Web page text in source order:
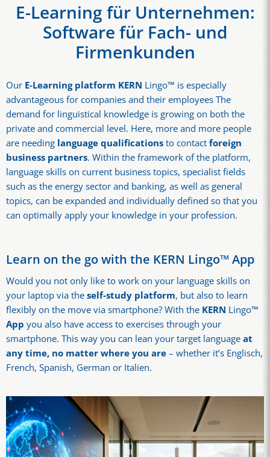
E-Learning für Unternehmen:
Software für Fach- und
Firmenkunden
Our E-Learning platform KERN Lingo™ is especially
advantageous for companies and their employees The
demand for linguistical knowledge is growing on both the
private and commercial level. Here, more and more people
are needing language qualificationsto contactforeign
business partners. Within the framework of the platform,
language skills on current business topics, specialist fields
such as the energy sector and banking, as well as general
topics, can be expanded and individually defined so that you
can optimally apply your knowledge in your profession.
Learn on the go with the KERN Lingo™ App
Would you not only like to work on your language skills on
your laptop via theself-study platform, but also to learn
flexibly on the move via smartphone? With the KERN Lingo™
App you also have access to exercises through your
smartphone. This way you can lean your target languageat
any time, no matter where you are– whether it’s Englisch,
French, Spanish, German or Italien.